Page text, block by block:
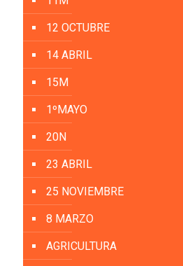
12 OCTUBRE
14 ABRIL
15M
1ºMAYO
20N
23 ABRIL
25 NOVIEMBRE
8 MARZO
AGRICULTURA